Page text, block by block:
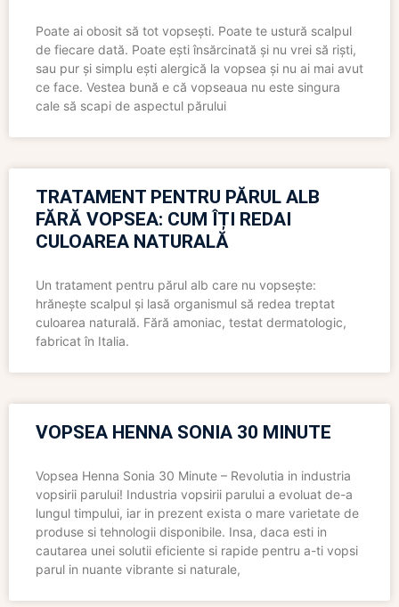
Poate ai obosit să tot vopsești. Poate te ustură scalpul
de fiecare dată. Poate ești însărcinată și nu vrei să riști,
sau pur și simplu ești alergică la vopsea și nu ai mai avut
ce face. Vestea bună e că vopseaua nu este singura
cale să scapi de aspectul părului
TRATAMENT PENTRU PĂRUL ALB
FĂRĂ VOPSEA: CUM ÎȚI REDAI
CULOAREA NATURALĂ
Un tratament pentru părul alb care nu vopsește:
hrănește scalpul și lasă organismul să redea treptat
culoarea naturală. Fără amoniac, testat dermatologic,
fabricat în Italia.
VOPSEA HENNA SONIA 30 MINUTE
Vopsea Henna Sonia 30 Minute – Revolutia in industria
vopsirii parului! Industria vopsirii parului a evoluat de-a
lungul timpului, iar in prezent exista o mare varietate de
produse si tehnologii disponibile. Insa, daca esti in
cautarea unei solutii eficiente si rapide pentru a-ti vopsi
parul in nuante vibrante si naturale,